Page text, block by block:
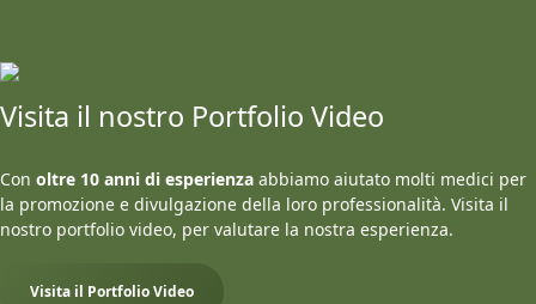
Visita il nostro Portfolio Video
Con oltre 10 anni di esperienza abbiamo aiutato molti medici per
la promozione e divulgazione della loro professionalità. Visita il
nostro portfolio video, per valutare la nostra esperienza.
Visita il Portfolio Video